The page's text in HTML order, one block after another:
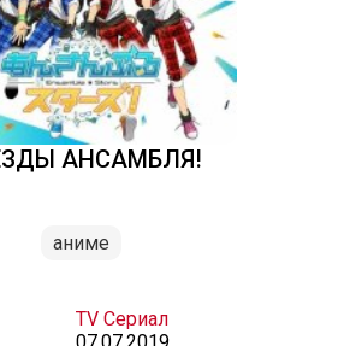
АНСАМБЛЯ!
аниме
TV Сериал